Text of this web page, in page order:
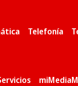
Telefonía